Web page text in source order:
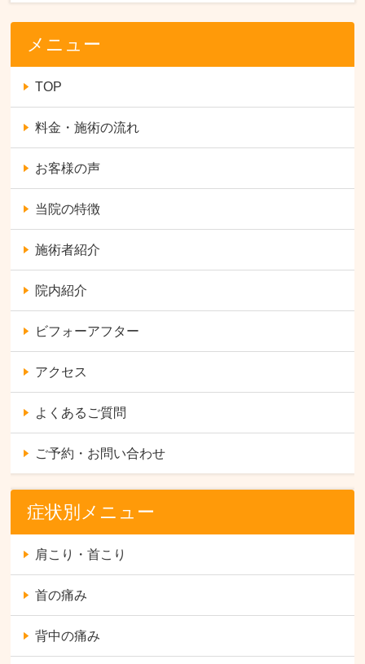
メニュー
TOP
料金・施術の流れ
お客様の声
当院の特徴
施術者紹介
院内紹介
ビフォーアフター
アクセス
よくあるご質問
ご予約・お問い合わせ
症状別メニュー
肩こり・首こり
首の痛み
背中の痛み